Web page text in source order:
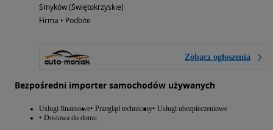
Smyków (Świętokrzyskie)
Firma • Podbite
Zobacz ogłoszenia
Bezpośredni importer samochodów używanych
Usługi finansowe Przegląd techniczny Usługi ubezpieczeniowe
Dostawa do domu